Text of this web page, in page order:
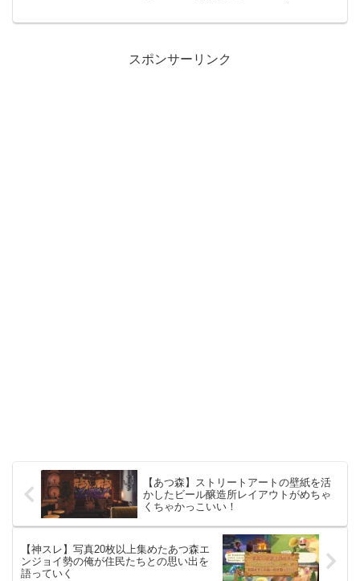
スポンサーリンク
【あつ森】ストリートアートの壁紙を活
かしたビール醸造所レイアウトがめちゃ
くちゃかっこいい！
【神スレ】写真20枚以上集めたあつ森エ
ンジョイ勢の俺が住民たちとの思い出を
語っていく